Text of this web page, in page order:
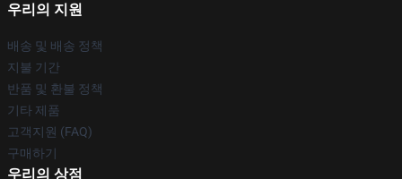
우리의 지원
배송 및 배송 정책
지불 기간
반품 및 환불 정책
기타 제품
고객지원 (FAQ)
구매하기
우리의 상점